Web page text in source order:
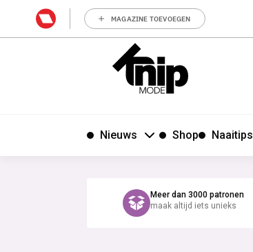
MAGAZINE TOEVOEGEN
Nieuws Shop Naaitips
Meer dan 3000 patronen
maak altijd iets unieks